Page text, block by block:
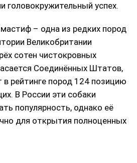
головокружительный успех.
– одна из редких пород
Великобритании
сотен чистокровных
Соединённых Штатов,
рейтинге пород 124 позицию
В России эти собаки
популярность, однако её
для открытия полноценных